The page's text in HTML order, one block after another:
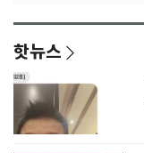
핫뉴스